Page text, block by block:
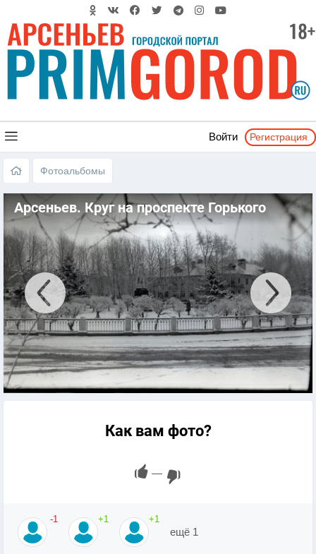
Войти Регистрация
Фотоальбомы
Арсеньев. Круг на проспекте Горького
Как вам фото?
—
-1 +1 +1
ещё 1